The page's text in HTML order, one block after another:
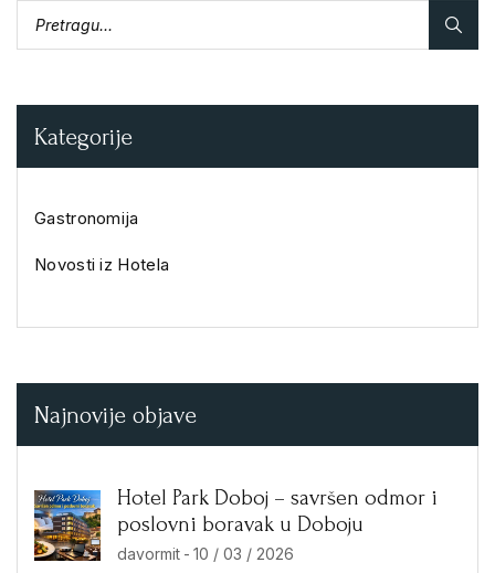
Kategorije
Gastronomija
Novosti iz Hotela
Najnovije objave
Hotel Park Doboj – savršen odmor i
poslovni boravak u Doboju
davormit - 10 / 03 / 2026